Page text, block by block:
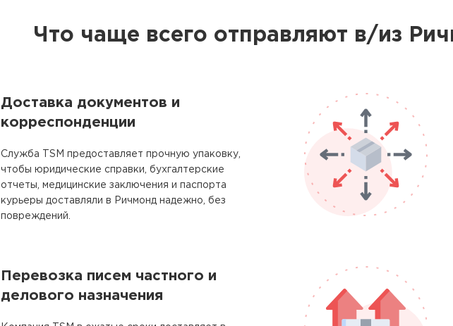
Что чаще всего отправляют в/из
Доставка документов и
корреспонденции
Служба TSM предоставляет прочную упаковку,
чтобы юридические справки, бухгалтерские
отчеты, медицинские заключения и паспорта
курьеры доставляли в Ричмонд надежно, без
повреждений.
Перевозка писем частного и
делового назначения